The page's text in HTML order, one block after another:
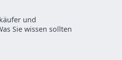
und
Sie wissen sollten